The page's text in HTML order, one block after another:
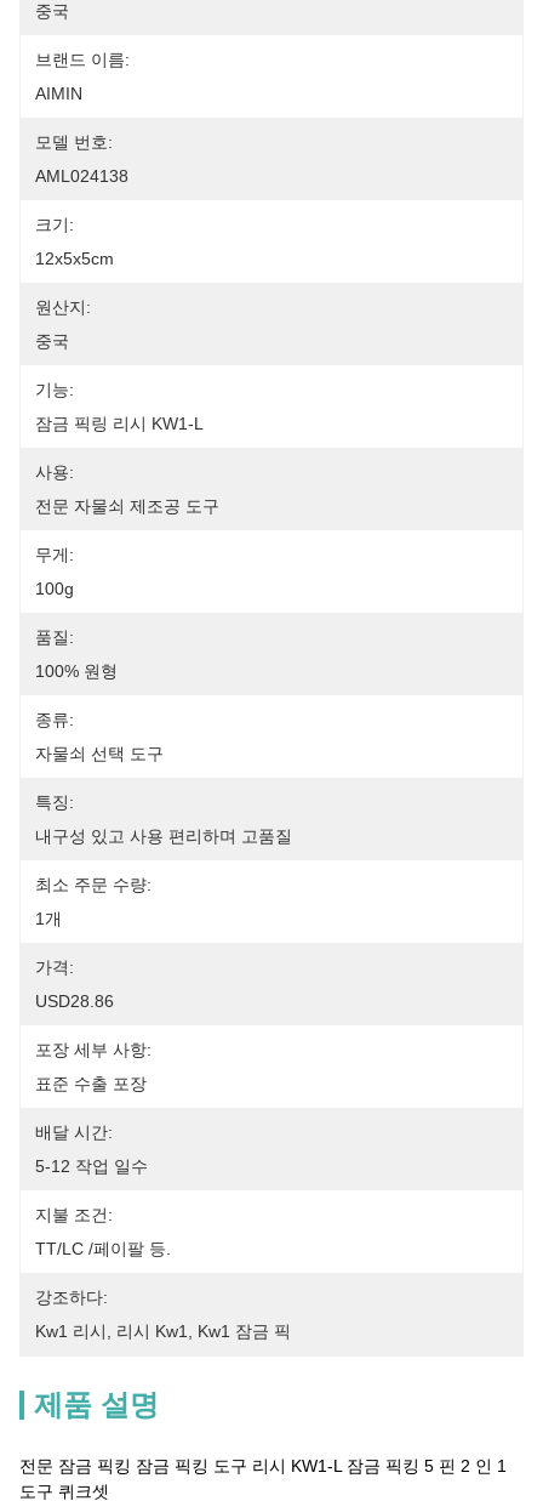
중국
브랜드 이름:
AIMIN
모델 번호:
AML024138
크기:
12x5x5cm
원산지:
중국
기능:
잠금 픽링 리시 KW1-L
사용:
전문 자물쇠 제조공 도구
무게:
100g
품질:
100% 원형
종류:
자물쇠 선택 도구
특징:
내구성 있고 사용 편리하며 고품질
최소 주문 수량:
1개
가격:
USD28.86
포장 세부 사항:
표준 수출 포장
배달 시간:
5-12 작업 일수
지불 조건:
TT/LC /페이팔 등.
강조하다:
Kw1 리시
리시 Kw1 Kw1 잠금 픽
제품 설명
전문 잠금 픽킹 잠금 픽킹 도구 리시 KW1-L 잠금 픽킹 5 핀 2 인 1
도구 퀴크셋